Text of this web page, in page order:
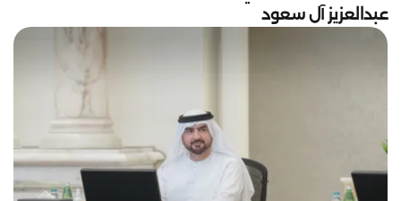
عبدالعزيز آل سعود